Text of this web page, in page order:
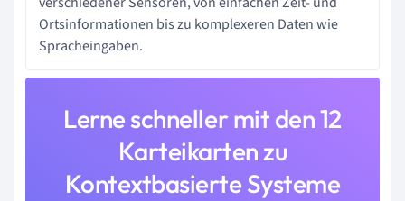
Ortsinformationen bis zu komplexeren Daten wie
Spracheingaben.
Lerne schneller mit den 12
Karteikarten zu
Kontextbasierte Systeme